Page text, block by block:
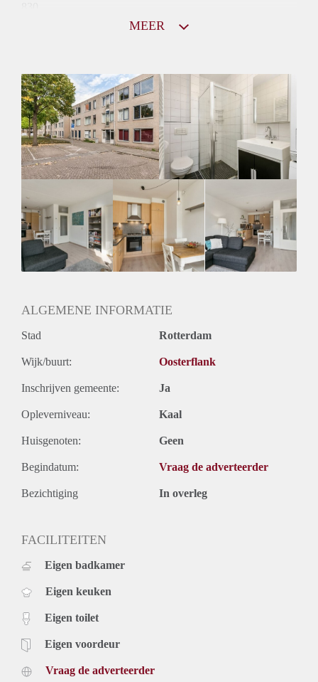
Inkomen eis
N.V.T.
Huurtermijn
Onbepaalde termijn
Oplevering
Kaal
MEER
ALGEMENE INFORMATIE
Stad Rotterdam
Wijk/buurt: Oosterflank
Inschrijven gemeente: Ja
Opleverniveau: Kaal
Huisgenoten: Geen
Begindatum: Vraag de adverteerder
Bezichtiging In overleg
FACILITEITEN
Eigen badkamer
Eigen keuken
Eigen toilet
Eigen voordeur
Vraag de adverteerder